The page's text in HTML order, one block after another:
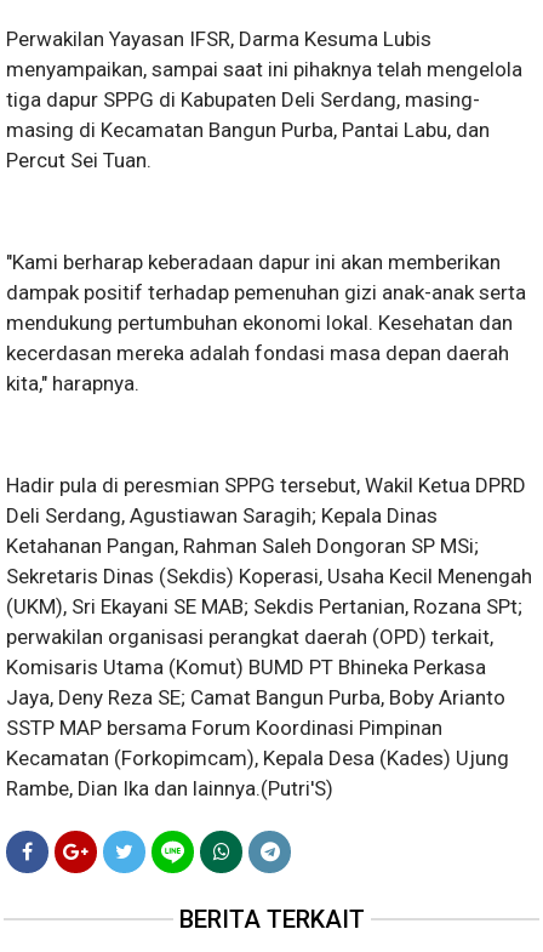
Perwakilan Yayasan IFSR, Darma Kesuma Lubis
menyampaikan, sampai saat ini pihaknya telah mengelola
tiga dapur SPPG di Kabupaten Deli Serdang, masing-
masing di Kecamatan Bangun Purba, Pantai Labu, dan
Percut Sei Tuan.
"Kami berharap keberadaan dapur ini akan memberikan
dampak positif terhadap pemenuhan gizi anak-anak serta
mendukung pertumbuhan ekonomi lokal. Kesehatan dan
kecerdasan mereka adalah fondasi masa depan daerah
kita," harapnya.
Hadir pula di peresmian SPPG tersebut, Wakil Ketua DPRD
Deli Serdang, Agustiawan Saragih; Kepala Dinas
Ketahanan Pangan, Rahman Saleh Dongoran SP MSi;
Sekretaris Dinas (Sekdis) Koperasi, Usaha Kecil Menengah
(UKM), Sri Ekayani SE MAB; Sekdis Pertanian, Rozana SPt;
perwakilan organisasi perangkat daerah (OPD) terkait,
Komisaris Utama (Komut) BUMD PT Bhineka Perkasa
Jaya, Deny Reza SE; Camat Bangun Purba, Boby Arianto
SSTP MAP bersama Forum Koordinasi Pimpinan
Kecamatan (Forkopimcam), Kepala Desa (Kades) Ujung
Rambe, Dian Ika dan lainnya.(Putri'S)
BERITA TERKAIT